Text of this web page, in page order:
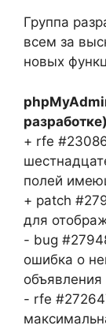
Группа
всем за
новых
разработке)
+ rfe
полей
+ patch
для
- bug
ошибка о
- rfe